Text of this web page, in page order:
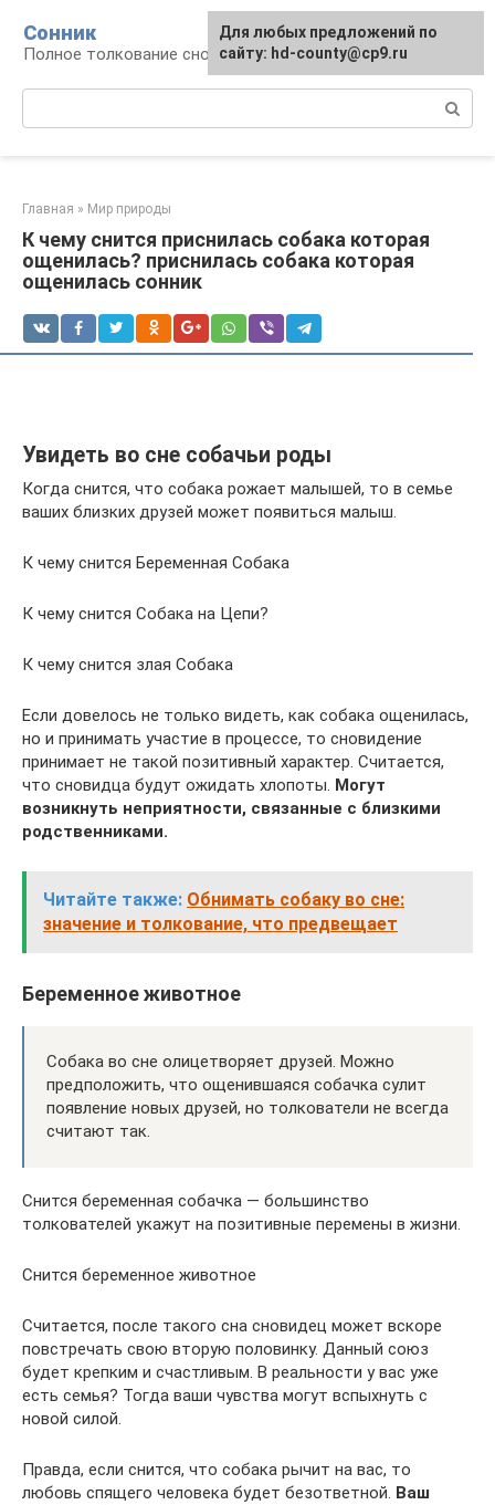
контенту
Сонник
Полное толкование снов
Главная » Мир природы
К чему снится приснилась собака которая
ощенилась? приснилась собака которая
ощенилась сонник
Увидеть во сне собачьи роды
Когда снится, что собака рожает малышей, то в семье
ваших близких друзей может появиться малыш.
К чему снится Беременная Собака
К чему снится Собака на Цепи?
К чему снится злая Собака
Если довелось не только видеть, как собака ощенилась,
но и принимать участие в процессе, то сновидение
принимает не такой позитивный характер. Считается,
что сновидца будут ожидать хлопоты. Могут
возникнуть неприятности, связанные с близкими
родственниками.
Читайте также: Обнимать собаку во сне:
значение и толкование, что предвещает
Беременное животное
Собака во сне олицетворяет друзей. Можно
предположить, что ощенившаяся собачка сулит
появление новых друзей, но толкователи не всегда
считают так.
Снится беременная собачка — большинство
толкователей укажут на позитивные перемены в жизни.
Снится беременное животное
Считается, после такого сна сновидец может вскоре
повстречать свою вторую половинку. Данный союз
будет крепким и счастливым. В реальности у вас уже
есть семья? Тогда ваши чувства могут вспыхнуть с
новой силой.
Правда, если снится, что собака рычит на вас, то
любовь спящего человека будет безответной. Ваш
Для любых предложений по
сайту: hd-county@cp9.ru